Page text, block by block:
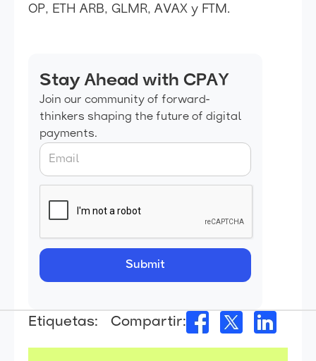
OP, ETH ARB, GLMR, AVAX y FTM.
Stay Ahead with CPAY
Join our community of forward-
thinkers shaping the future of digital
payments.
Etiquetas: Compartir: